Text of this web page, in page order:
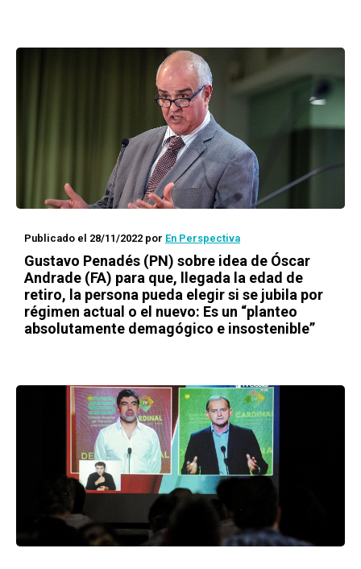
Publicado el 28/11/2022 por En Perspectiva
Gustavo Penadés (PN) sobre idea de Óscar
Andrade (FA) para que, llegada la edad de
retiro, la persona pueda elegir si se jubila por
régimen actual o el nuevo: Es un “planteo
absolutamente demagógico e insostenible”